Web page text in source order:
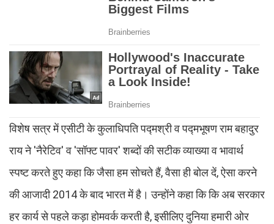
विशेष सत्र में एसीटी के कुलाधिपति पद्मश्री व पद्मभूषण राम बहादुर
राय ने 'नैरेटिव' व 'सॉफ्ट पावर' शब्दों की सटीक व्याख्या व भावार्थ
स्पष्ट करते हुए कहा कि जैसा हम सोचते हैं, वैसा ही बोल दें, ऐसा करने
की आजादी 2014 के बाद भारत में है। उन्होंने कहा कि कि अब सरकार
हर कार्य से पहले कड़ा होमवर्क करती है, इसीलिए दुनिया हमारी ओर